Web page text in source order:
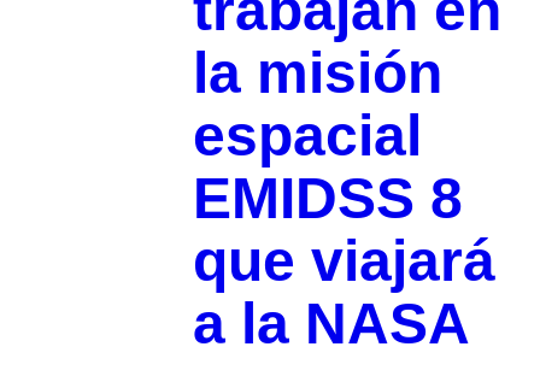
la misión
espacial
EMIDSS 8
que viajará
a la NASA